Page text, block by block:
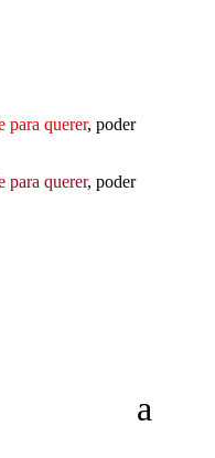
para querer, poder
para querer, poder